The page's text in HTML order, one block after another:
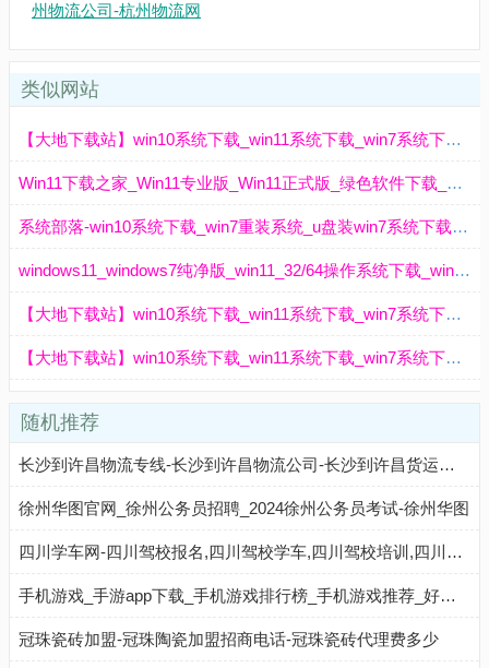
州物流公司-杭州物流网
类似网站
【大地下载站】win10系统下载_win11系统下载_win7系统下载_xp系统下载_ghost系统下载_大地系统
Win11下载之家_Win11专业版_Win11正式版_绿色软件下载_单机游戏下载
系统部落-win10系统下载_win7重装系统_u盘装win7系统下载_win11系统下载
windows11_windows7纯净版_win11_32/64操作系统下载_win7旗舰版-番茄系统家园
【大地下载站】win10系统下载_win11系统下载_win7系统下载_xp系统下载_ghost系统下载_大地系统
【大地下载站】win10系统下载_win11系统下载_win7系统下载_xp系统下载_ghost系统下载_大地系统
随机推荐
长沙到许昌物流专线-长沙到许昌物流公司-长沙到许昌货运专线-长沙博文物流
徐州华图官网_徐州公务员招聘_2024徐州公务员考试-徐州华图
四川学车网-四川驾校报名,四川驾校学车,四川驾校培训,四川驾校考试,四川驾校价格,四川驾校排名
手机游戏_手游app下载_手机游戏排行榜_手机游戏推荐_好玩手游网
冠珠瓷砖加盟-冠珠陶瓷加盟招商电话-冠珠瓷砖代理费多少